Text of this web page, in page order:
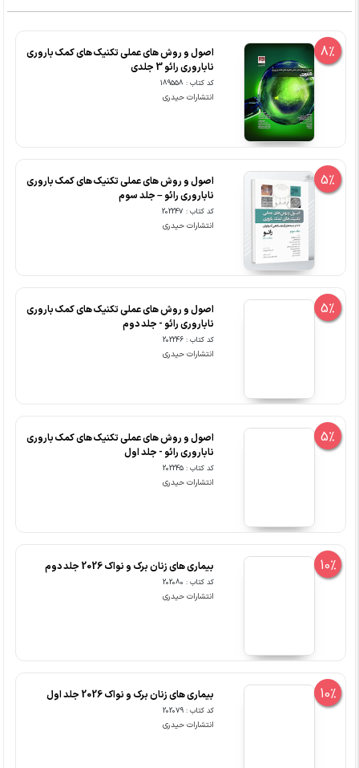
8%
اصول و روش های عملی تکنیک های کمک باروری
ناباروری رائو 3 جلدی
کد کتاب : 189558
انتشارات حیدری
5%
اصول و روش های عملی تکنیک های کمک باروری
ناباروری رائو – جلد سوم
کد کتاب : 202247
انتشارات حیدری
5%
اصول و روش های عملی تکنیک های کمک باروری
ناباروری رائو - جلد دوم
کد کتاب : 202246
انتشارات حیدری
5%
اصول و روش های عملی تکنیک های کمک باروری
ناباروری رائو - جلد اول
کد کتاب : 202245
انتشارات حیدری
10% بیماری های زنان برک و نواک 2026 جلد دوم
کد کتاب : 202080
انتشارات حیدری
10% بیماری های زنان برک و نواک 2026 جلد اول
کد کتاب : 202079
انتشارات حیدری